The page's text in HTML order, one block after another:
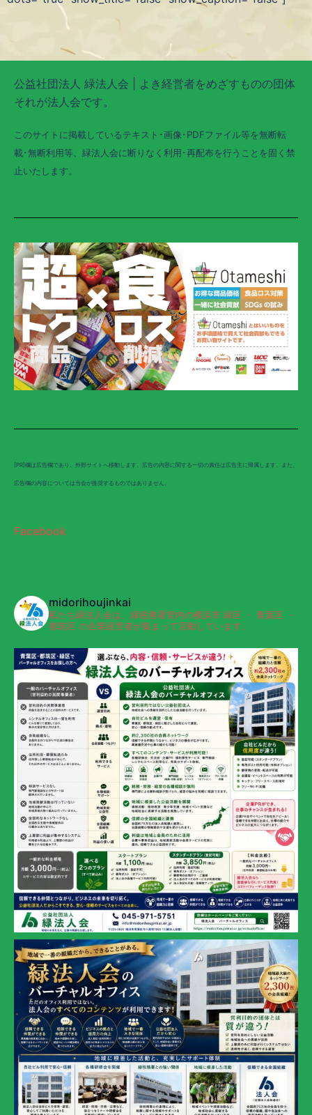
公益社団法人 緑法人会 | よき経営者をめざすものの団体
それが法人会です。
このサイトに掲載しているテキスト･画像･PDFファイル等を無断転
載･無断利用等、緑法人会に断りなく利用･再配布を行うことを固く禁
止いたします。
[PR]欄は広告欄であり、外部サイトへ移動します。広告の内容に関する一切の責任は広告主に帰属します。また、
広告欄の内容については当会が推奨するものではありません。
Facebook
midorihoujinkai
私たち緑法人会は、緑税務署管内の横浜市 緑区 ・ 青葉区 ・
都筑区 の企業経営者が集まって活動しています。